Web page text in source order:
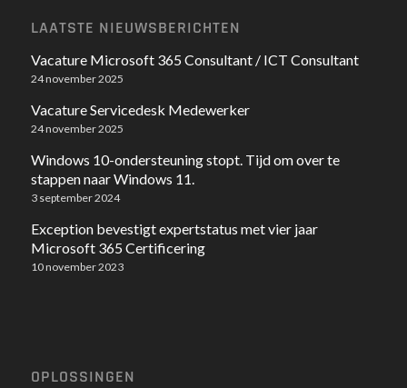
LAATSTE NIEUWSBERICHTEN
Vacature Microsoft 365 Consultant / ICT Consultant
24 november 2025
Vacature Servicedesk Medewerker
24 november 2025
Windows 10-ondersteuning stopt. Tijd om over te
stappen naar Windows 11.
3 september 2024
Exception bevestigt expertstatus met vier jaar
Microsoft 365 Certificering
10 november 2023
OPLOSSINGEN